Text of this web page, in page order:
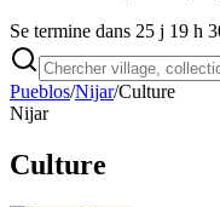
Se termine dans 25 j 19 h
Pueblos/Nijar/Culture
Nijar
Culture